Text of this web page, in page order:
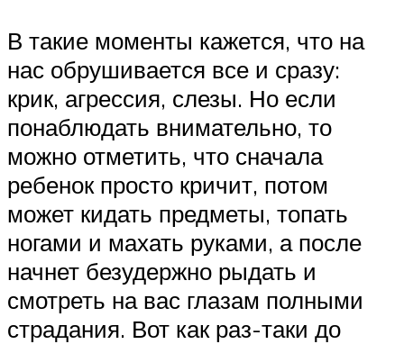
В такие моменты кажется, что на
нас обрушивается все и сразу:
крик, агрессия, слезы. Но если
понаблюдать внимательно, то
можно отметить, что сначала
ребенок просто кричит, потом
может кидать предметы, топать
ногами и махать руками, а после
начнет безудержно рыдать и
смотреть на вас глазам полными
страдания. Вот как раз-таки до